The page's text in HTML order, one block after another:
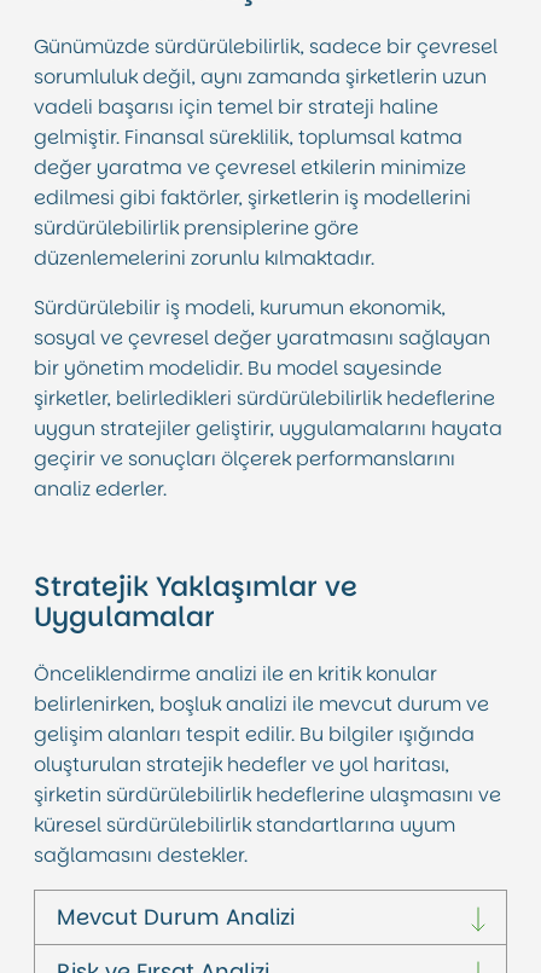
Günümüzde sürdürülebilirlik, sadece bir çevresel
sorumluluk değil, aynı zamanda şirketlerin uzun
vadeli başarısı için temel bir strateji haline
gelmiştir. Finansal süreklilik, toplumsal katma
değer yaratma ve çevresel etkilerin minimize
edilmesi gibi faktörler, şirketlerin iş modellerini
sürdürülebilirlik prensiplerine göre
düzenlemelerini zorunlu kılmaktadır.
Sürdürülebilir iş modeli, kurumun ekonomik,
sosyal ve çevresel değer yaratmasını sağlayan
bir yönetim modelidir. Bu model sayesinde
şirketler, belirledikleri sürdürülebilirlik hedeflerine
uygun stratejiler geliştirir, uygulamalarını hayata
geçirir ve sonuçları ölçerek performanslarını
analiz ederler.
Stratejik Yaklaşımlar ve
Uygulamalar
Önceliklendirme analizi ile en kritik konular
belirlenirken, boşluk analizi ile mevcut durum ve
gelişim alanları tespit edilir. Bu bilgiler ışığında
oluşturulan stratejik hedefler ve yol haritası,
şirketin sürdürülebilirlik hedeflerine ulaşmasını ve
küresel sürdürülebilirlik standartlarına uyum
sağlamasını destekler.
Mevcut Durum Analizi